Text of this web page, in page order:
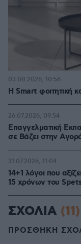
Η Smart φοιτητική
03.08.2026, 10:56
Επαγγελματική
σε Bάζει στην
26.07.2026, 09:54
14+1 λόγοι που
15 χρόνων του
31.07.2026, 11:04
ΣΧΟΛΙΑ (11)
ΠΡΟΣΘΗΚΗ